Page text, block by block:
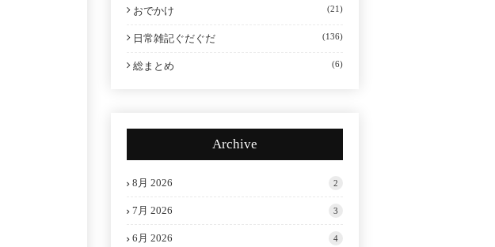
おでかけ (21)
日常雑記ぐだぐだ (136)
総まとめ (6)
Archive
8月 2026 2
7月 2026 3
6月 2026 4